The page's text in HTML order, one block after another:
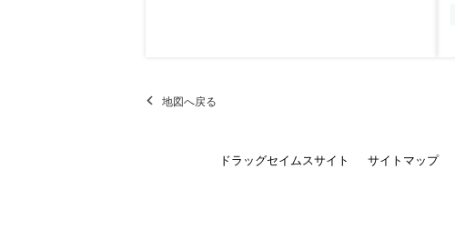
地図へ戻る
ドラッグセイムスサイト サイトマップ